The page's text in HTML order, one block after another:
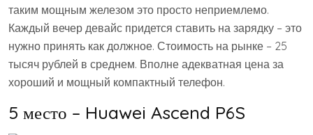
таким мощным железом это просто неприемлемо.
Каждый вечер девайс придется ставить на зарядку – это
нужно принять как должное. Стоимость на рынке – 25
тысяч рублей в среднем. Вполне адекватная цена за
хороший и мощный компактный телефон.
5 место – Huawei Ascend P6S